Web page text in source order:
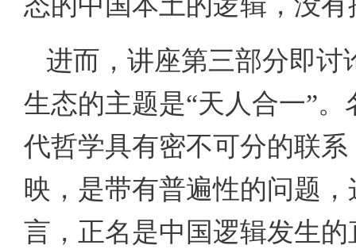
进而，讲座第三部分即讨
生态的主题是“天人合一”
代哲学具有密不可分的联
映，是带有普遍性的问题
言，正名是中国逻辑发生